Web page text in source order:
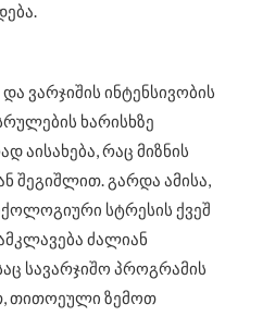
ვარჯიშის ინტენსივობის
ხარისხზე
აისახება, რაც მიზნის
შეგიშლით. გარდა ამისა,
სტრესის ქვეშ
ძალიან
სავარჯიშო პროგრამის
თითოეული ზემოთ